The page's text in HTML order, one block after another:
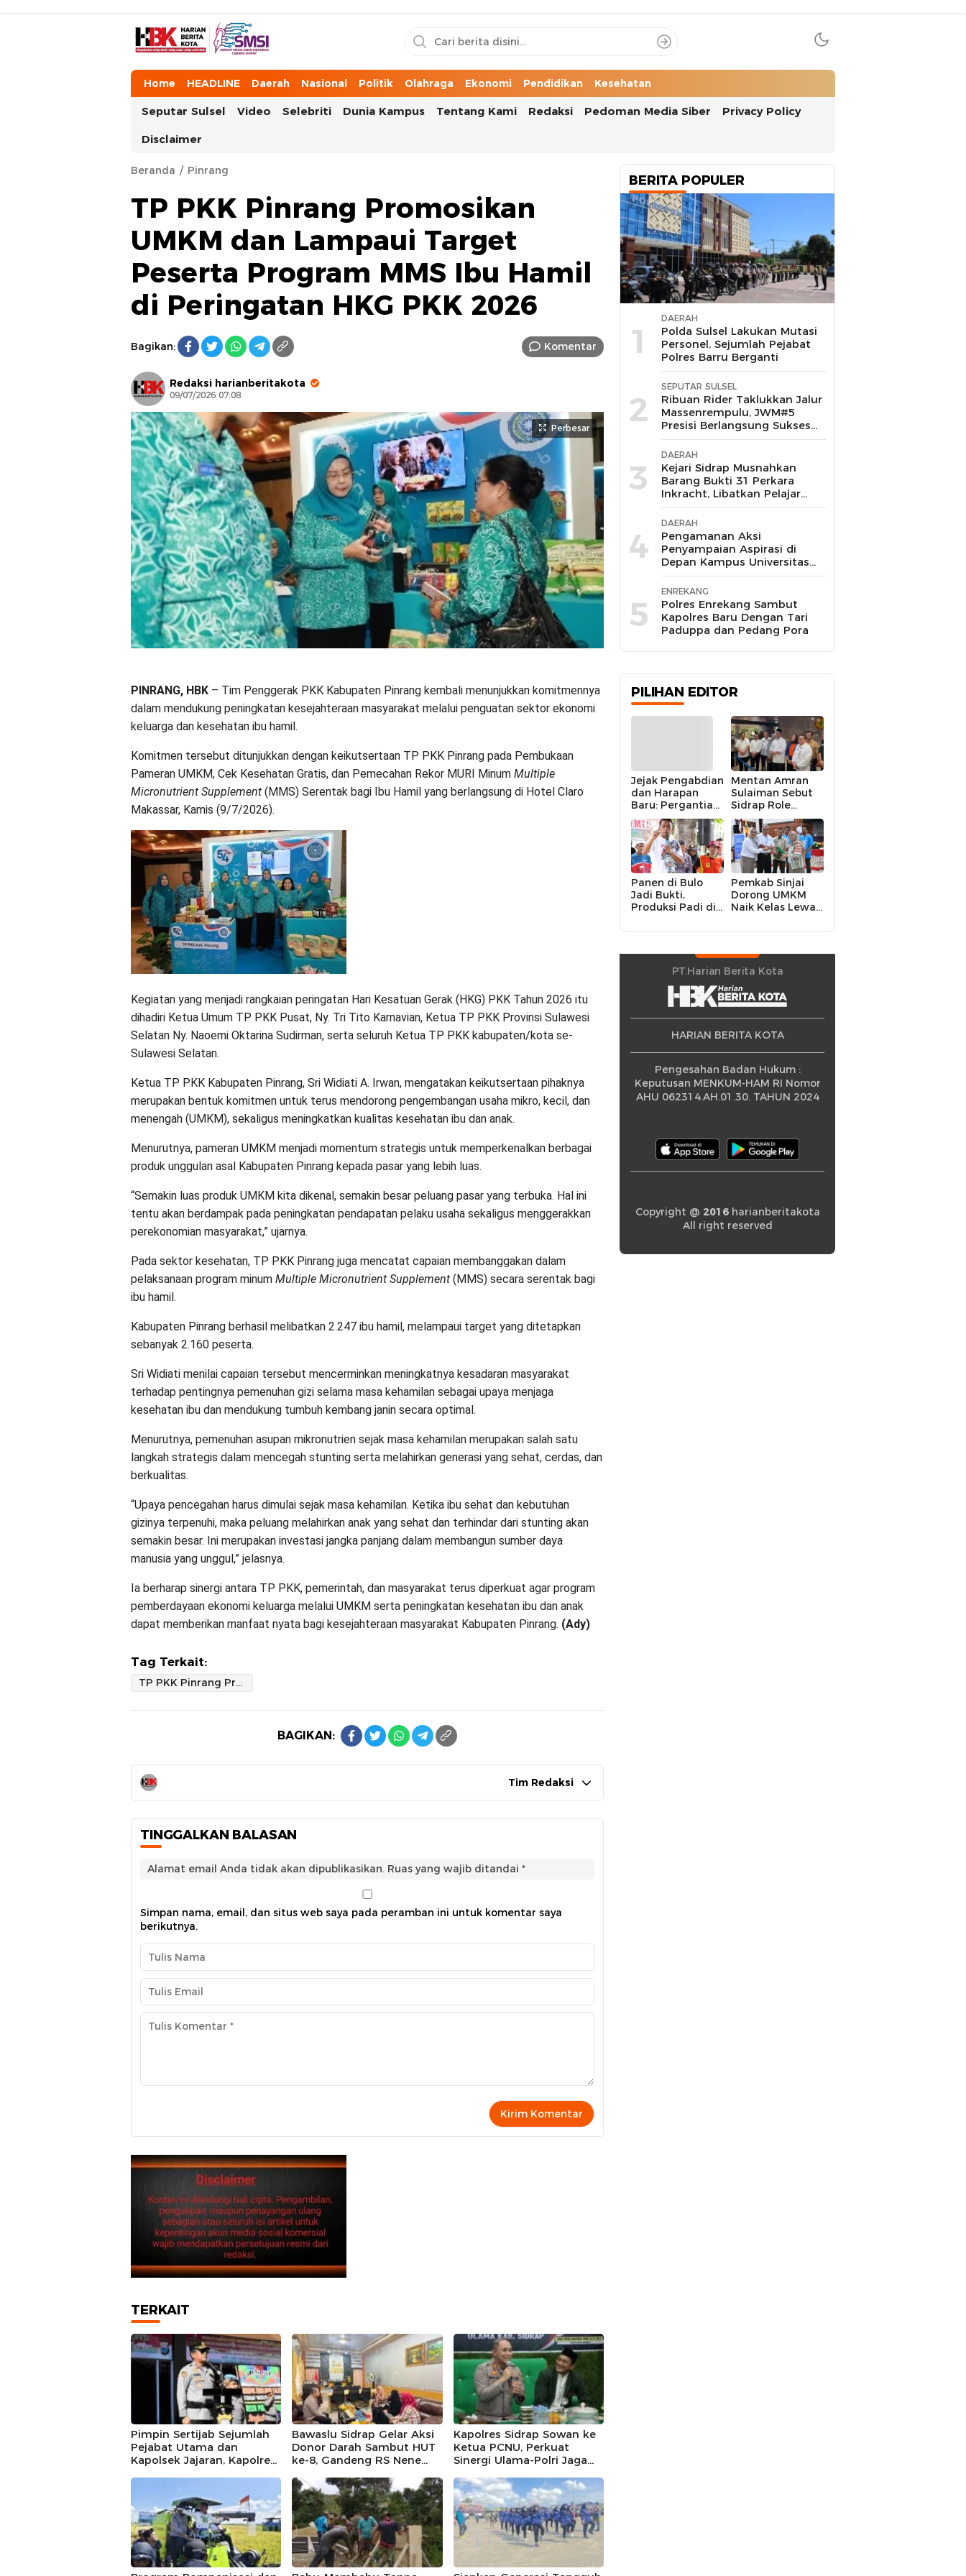
HarianBeritaKota
Mengabarkan Setiap Detil, Sudut, dan Cerita Kota
Home HEADLINE Daerah Nasional Politik Olahraga Ekonomi Pendidikan Kesehatan
Seputar Sulsel Video Selebriti Dunia Kampus Tentang Kami Redaksi Pedoman Media Siber Privacy Policy
Disclaimer
Beranda Pinrang
TP PKK Pinrang Promosikan
UMKM dan Lampaui Target
Peserta Program MMS Ibu Hamil
di Peringatan HKG PKK 2026
Bagikan: Komentar
Redaksi harianberitakota
09/07/2026 07:08
Perbesar
PINRANG, HBK – Tim Penggerak PKK Kabupaten Pinrang kembali menunjukkan komitmennya
dalam mendukung peningkatan kesejahteraan masyarakat melalui penguatan sektor ekonomi
keluarga dan kesehatan ibu hamil.
Komitmen tersebut ditunjukkan dengan keikutsertaan TP PKK Pinrang pada Pembukaan
Pameran UMKM, Cek Kesehatan Gratis, dan Pemecahan Rekor MURI Minum Multiple
Micronutrient Supplement (MMS) Serentak bagi Ibu Hamil yang berlangsung di Hotel Claro
Makassar, Kamis (9/7/2026).
Kegiatan yang menjadi rangkaian peringatan Hari Kesatuan Gerak (HKG) PKK Tahun 2026 itu
dihadiri Ketua Umum TP PKK Pusat, Ny. Tri Tito Karnavian, Ketua TP PKK Provinsi Sulawesi
Selatan Ny. Naoemi Oktarina Sudirman, serta seluruh Ketua TP PKK kabupaten/kota se-
Sulawesi Selatan.
Ketua TP PKK Kabupaten Pinrang, Sri Widiati A. Irwan, mengatakan keikutsertaan pihaknya
merupakan bentuk komitmen untuk terus mendorong pengembangan usaha mikro, kecil, dan
menengah (UMKM), sekaligus meningkatkan kualitas kesehatan ibu dan anak.
Menurutnya, pameran UMKM menjadi momentum strategis untuk memperkenalkan berbagai
produk unggulan asal Kabupaten Pinrang kepada pasar yang lebih luas.
“Semakin luas produk UMKM kita dikenal, semakin besar peluang pasar yang terbuka. Hal ini
tentu akan berdampak pada peningkatan pendapatan pelaku usaha sekaligus menggerakkan
perekonomian masyarakat,” ujarnya.
Pada sektor kesehatan, TP PKK Pinrang juga mencatat capaian membanggakan dalam
pelaksanaan program minum Multiple Micronutrient Supplement (MMS) secara serentak bagi
ibu hamil.
Kabupaten Pinrang berhasil melibatkan 2.247 ibu hamil, melampaui target yang ditetapkan
sebanyak 2.160 peserta.
Sri Widiati menilai capaian tersebut mencerminkan meningkatnya kesadaran masyarakat
terhadap pentingnya pemenuhan gizi selama masa kehamilan sebagai upaya menjaga
kesehatan ibu dan mendukung tumbuh kembang janin secara optimal.
Menurutnya, pemenuhan asupan mikronutrien sejak masa kehamilan merupakan salah satu
langkah strategis dalam mencegah stunting serta melahirkan generasi yang sehat, cerdas, dan
berkualitas.
“Upaya pencegahan harus dimulai sejak masa kehamilan. Ketika ibu sehat dan kebutuhan
gizinya terpenuhi, maka peluang melahirkan anak yang sehat dan terhindar dari stunting akan
semakin besar. Ini merupakan investasi jangka panjang dalam membangun sumber daya
manusia yang unggul,” jelasnya.
Ia berharap sinergi antara TP PKK, pemerintah, dan masyarakat terus diperkuat agar program
pemberdayaan ekonomi keluarga melalui UMKM serta peningkatan kesehatan ibu dan anak
dapat memberikan manfaat nyata bagi kesejahteraan masyarakat Kabupaten Pinrang. (Ady)
Tag Terkait:
TP PKK Pinrang Promosikan UMKM dan Lampaui Target Peserta Program MMS Ibu Hamil di Peringatan HKG PKK 2026
BAGIKAN:
Tim Redaksi
TINGGALKAN BALASAN
Alamat email Anda tidak akan dipublikasikan. Ruas yang wajib ditandai *
Simpan nama, email, dan situs web saya pada peramban ini untuk komentar saya
berikutnya.
TERKAIT
Pimpin Sertijab Sejumlah
Pejabat Utama dan
Kapolsek Jajaran, Kapolres
Bawaslu Sidrap Gelar Aksi
Donor Darah Sambut HUT
ke-8, Gandeng RS Nene
Kapolres Sidrap Sowan ke
Ketua PCNU, Perkuat
Sinergi Ulama-Polri Jaga
BERITA POPULER
1
DAERAH
Polda Sulsel Lakukan Mutasi
Personel, Sejumlah Pejabat
Polres Barru Berganti
2
SEPUTAR SULSEL
Ribuan Rider Taklukkan Jalur
Massenrempulu, JWM#5
Presisi Berlangsung Sukses
dan Kondusif
3
DAERAH
Kejari Sidrap Musnahkan
Barang Bukti 31 Perkara
Inkracht, Libatkan Pelajar
untuk Edukasi Bahaya
Narkoba
4
DAERAH
Pengamanan Aksi
Penyampaian Aspirasi di
Depan Kampus Universitas
Muhammadiyah Barru
Berlangsung Aman dan
Kondusif
5
ENREKANG
Polres Enrekang Sambut
Kapolres Baru Dengan Tari
Paduppa dan Pedang Pora
PILIHAN EDITOR
Jejak Pengabdian
dan Harapan
Baru: Pergantian
Kapolres Sidrap
dalam Perspektif
Karier Dua
Perwira
Mentan Amran
Sulaiman Sebut
Sidrap Role
Model Nasional
dalam Menjaga
Stabilitas Harga
Telur
Panen di Bulo
Jadi Bukti,
Produksi Padi di
Kecamatan
Rekor
Peningkatan
Pemkab Sinjai
Dorong UMKM
Naik Kelas Lewat
Strategis
PT.Harian Berita Kota
HARIAN BERITA KOTA
Pengesahan Badan Hukum :
Keputusan MENKUM-HAM RI Nomor
AHU 062314.AH.01.30. TAHUN 2024
Copyright @ 2016harianberitakota
All right reserved